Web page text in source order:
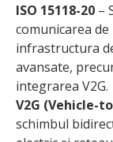
ISO 15118-20 –
comunicarea
infrastructura
avansate,
integrarea V2G.
V2G (Vehicle-
schimbul